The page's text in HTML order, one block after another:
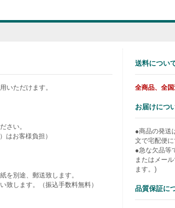
いただけます。
さい。
はお客様負担）
を別途、郵送致します。
致します。（振込手数料無料）
送料につい
全商品、全
お届けにつ
●商品の発送
文で宅配便に
●急な欠品等
またはメー
ます。)
品質保証に